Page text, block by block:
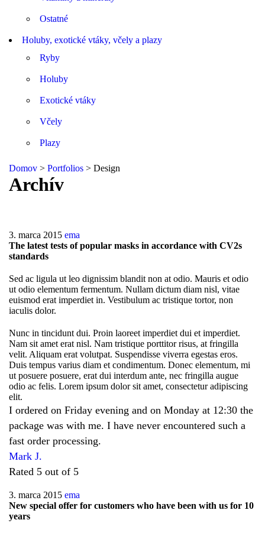
Ostatné
Holuby, exotické vtáky, včely a plazy
Ryby
Holuby
Exotické vtáky
Včely
Plazy
Domov > Portfolios > Design
Archív
3. marca 2015 ema
The latest tests of popular masks in accordance with CV2s
standards
Sed ac ligula ut leo dignissim blandit non at odio. Mauris et odio
ut odio elementum fermentum. Nullam dictum diam nisl, vitae
euismod erat imperdiet in. Vestibulum ac tristique tortor, non
iaculis dolor.
Nunc in tincidunt dui. Proin laoreet imperdiet dui et imperdiet.
Nam sit amet erat nisl. Nam tristique porttitor risus, at fringilla
velit. Aliquam erat volutpat. Suspendisse viverra egestas eros.
Duis tempus varius diam et condimentum. Donec elementum, mi
ut posuere posuere, erat dui interdum ante, nec fringilla augue
odio ac felis. Lorem ipsum dolor sit amet, consectetur adipiscing
elit.
I ordered on Friday evening and on Monday at 12:30 the
package was with me. I have never encountered such a
fast order processing.
Mark J.
Rated 5 out of 5
3. marca 2015 ema
New special offer for customers who have been with us for 10
years